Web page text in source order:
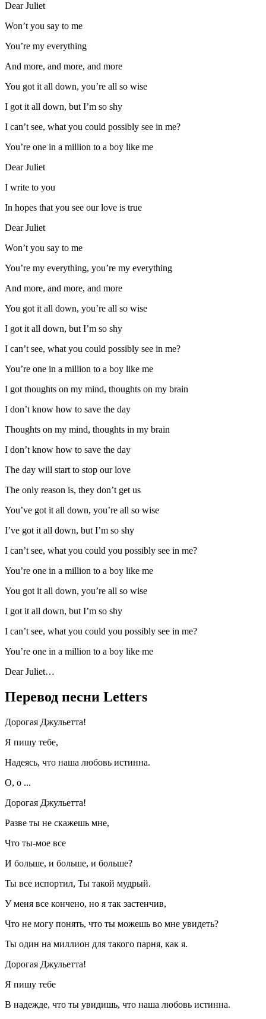
Dear Juliet
Won’t you say to me
You’re my everything
And more, and more, and more
You got it all down, you’re all so wise
I got it all down, but I’m so shy
I can’t see, what you could possibly see in me?
You’re one in a million to a boy like me
Dear Juliet
I write to you
In hopes that you see our love is true
Dear Juliet
Won’t you say to me
You’re my everything, you’re my everything
And more, and more, and more
You got it all down, you’re all so wise
I got it all down, but I’m so shy
I can’t see, what you could possibly see in me?
You’re one in a million to a boy like me
I got thoughts on my mind, thoughts on my brain
I don’t know how to save the day
Thoughts on my mind, thoughts in my brain
I don’t know how to save the day
The day will start to stop our love
The only reason is, they don’t get us
You’ve got it all down, you’re all so wise
I’ve got it all down, but I’m so shy
I can’t see, what you could you possibly see in me?
You’re one in a million to a boy like me
You got it all down, you’re all so wise
I got it all down, but I’m so shy
I can’t see, what you could you possibly see in me?
You’re one in a million to a boy like me
Dear Juliet…
Перевод песни Letters
Дорогая Джульетта!
Я пишу тебе,
Надеясь, что наша любовь истинна.
О, о ...
Дорогая Джульетта!
Разве ты не скажешь мне,
Что ты-мое все
И больше, и больше, и больше?
Ты все испортил, Ты такой мудрый.
У меня все кончено, но я так застенчив,
Что не могу понять, что ты можешь во мне увидеть?
Ты один на миллион для такого парня, как я.
Дорогая Джульетта!
Я пишу тебе
В надежде, что ты увидишь, что наша любовь истинна.